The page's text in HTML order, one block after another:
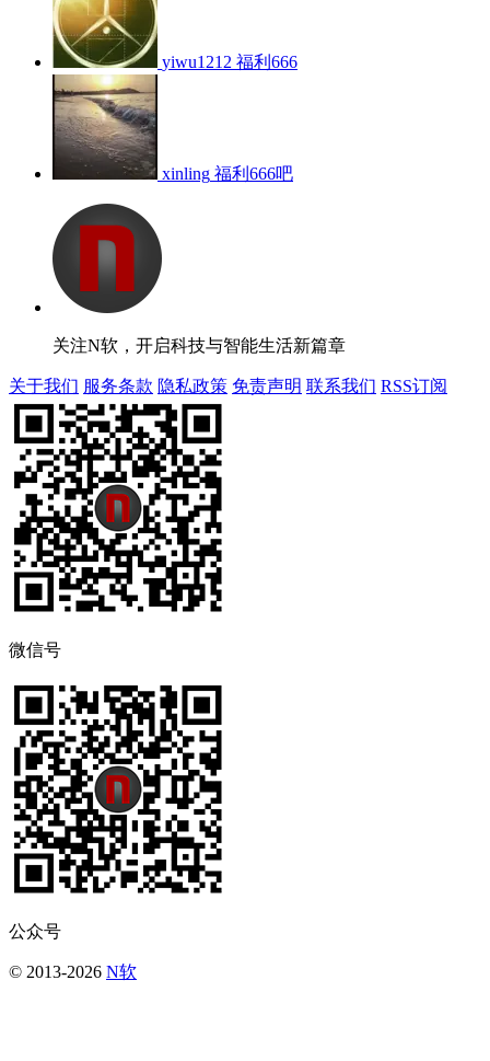
yiwu1212 福利666
xinling 福利666吧
关注N软，开启科技与智能生活新篇章
关于我们 服务条款 隐私政策 免责声明 联系我们 RSS订阅
微信号
公众号
© 2013-2026 N软